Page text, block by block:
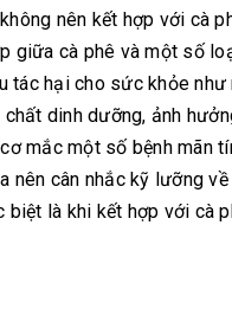
nên kết hợp với cà
giữa cà phê và một số
tác hại cho sức khỏe
chất dinh dưỡng, ảnh
mắc một số bệnh mãn
nên cân nhắc kỹ lưỡng
biệt là khi kết hợp với cà